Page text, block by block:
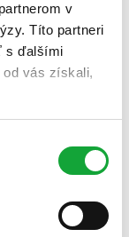
v
Títo partneri
s ďalšími
od vás získali,